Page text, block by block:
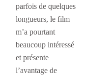
parfois de quelques
longueurs, le film
m’a pourtant
beaucoup intéressé
et présente
l’avantage de